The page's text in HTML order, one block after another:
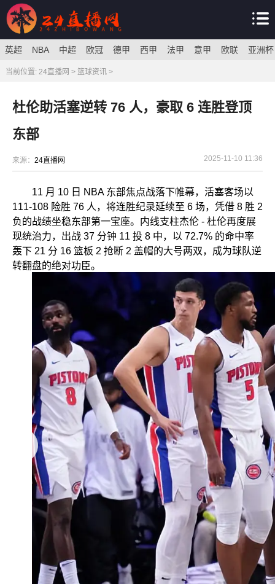
英超 NBA 中超 欧冠 德甲 西甲 法甲 意甲 欧联 亚洲杯
当前位置: 24直播网 > 篮球资讯>
杜伦助活塞逆转 76 人，豪取 6 连胜登顶
东部
来源： 24直播网 2025-11-10 11:36
11 月 10 日 NBA 东部焦点战落下帷幕，活塞客场以
111-108 险胜 76 人，将连胜纪录延续至 6 场，凭借 8 胜 2
负的战绩坐稳东部第一宝座。内线支柱杰伦 - 杜伦再度展
现统治力，出战 37 分钟 11 投 8 中，以 72.7% 的命中率
轰下 21 分 16 篮板 2 抢断 2 盖帽的大号两双，成为球队逆
转翻盘的绝对功臣。